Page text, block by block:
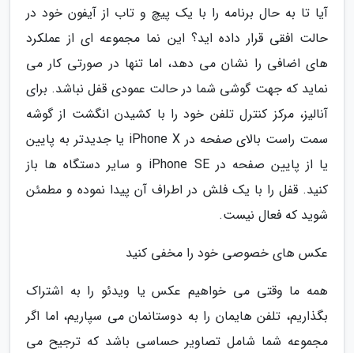
آیا تا به حال برنامه را با یک پیچ و تاب از آیفون خود در
حالت افقی قرار داده اید؟ این نما مجموعه ای از عملکرد
های اضافی را نشان می دهد، اما تنها در صورتی کار می
نماید که جهت گوشی شما در حالت عمودی قفل نباشد. برای
آنالیز، مرکز کنترل تلفن خود را با کشیدن انگشت از گوشه
سمت راست بالای صفحه در iPhone X یا جدیدتر به پایین
یا از پایین صفحه در iPhone SE و سایر دستگاه ها باز
کنید. قفل را با یک فلش در اطراف آن پیدا نموده و مطمئن
شوید که فعال نیست.
عکس های خصوصی خود را مخفی کنید
همه ما وقتی می خواهیم عکس یا ویدئو را به اشتراک
بگذاریم، تلفن هایمان را به دوستانمان می سپاریم، اما اگر
مجموعه شما شامل تصاویر حساسی باشد که ترجیح می